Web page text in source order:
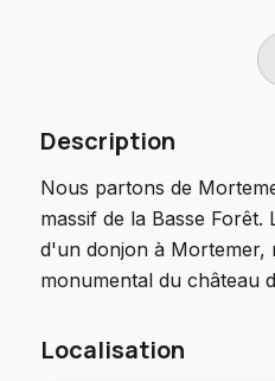
Description
Nous partons de
massif de la Basse
d'un donjon à Mortemer,
monumental du château
Localisation